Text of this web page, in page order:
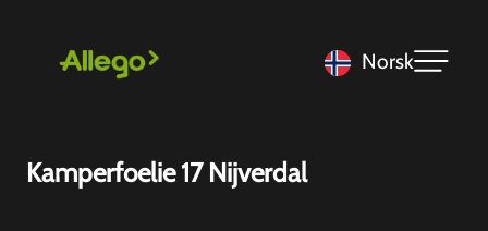
Norsk
Kamperfoelie 17 Nijverdal